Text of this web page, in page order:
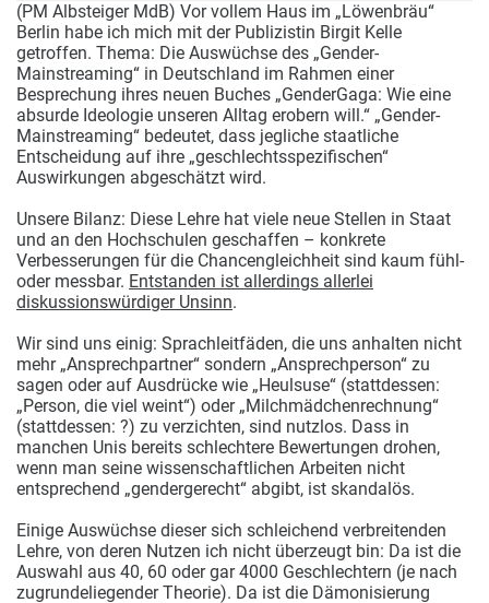
(PM Albsteiger MdB) Vor vollem Haus im „Löwenbräu“
Berlin habe ich mich mit der Publizistin Birgit Kelle
getroffen. Thema: Die Auswüchse des „Gender-
Mainstreaming“ in Deutschland im Rahmen einer
Besprechung ihres neuen Buches „GenderGaga: Wie eine
absurde Ideologie unseren Alltag erobern will.“ „Gender-
Mainstreaming“ bedeutet, dass jegliche staatliche
Entscheidung auf ihre „geschlechtsspezifischen“
Auswirkungen abgeschätzt wird.
Unsere Bilanz: Diese Lehre hat viele neue Stellen in Staat
und an den Hochschulen geschaffen – konkrete
Verbesserungen für die Chancengleichheit sind kaum fühl-
oder messbar. Entstanden ist allerdings allerlei
diskussionswürdiger Unsinn.
Wir sind uns einig: Sprachleitfäden, die uns anhalten nicht
mehr „Ansprechpartner“ sondern „Ansprechperson“ zu
sagen oder auf Ausdrücke wie „Heulsuse“ (stattdessen:
„Person, die viel weint“) oder „Milchmädchenrechnung“
(stattdessen: ?) zu verzichten, sind nutzlos. Dass in
manchen Unis bereits schlechtere Bewertungen drohen,
wenn man seine wissenschaftlichen Arbeiten nicht
entsprechend „gendergerecht“ abgibt, ist skandalös.
Einige Auswüchse dieser sich schleichend verbreitenden
Lehre, von deren Nutzen ich nicht überzeugt bin: Da ist die
Auswahl aus 40, 60 oder gar 4000 Geschlechtern (je nach
zugrundeliegender Theorie). Da ist die Dämonisierung